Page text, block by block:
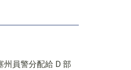
州員警分配給 D 部